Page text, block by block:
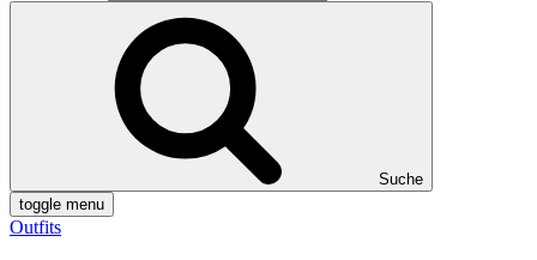
Suche
toggle menu
Outfits